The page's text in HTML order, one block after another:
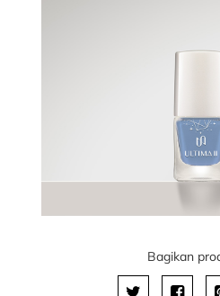
Bagikan